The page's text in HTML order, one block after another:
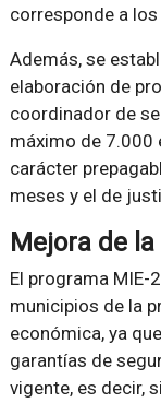
corresponde a
Además, se
elaboración de
coordinador de
máximo de 7.000
carácter
meses y el de
Mejora de
El programa MIE-
municipios de la
económica, ya
garantías de
vigente, es decir,